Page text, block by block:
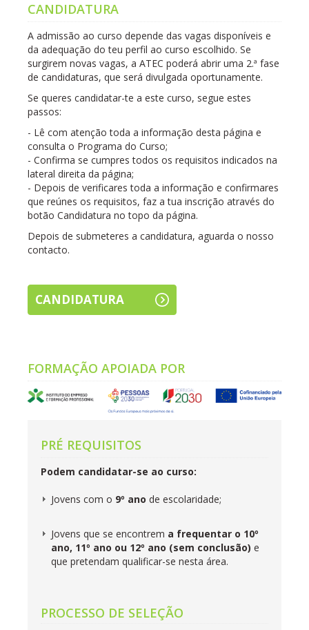
CANDIDATURA
A admissão ao curso depende das vagas disponíveis e
da adequação do teu perfil ao curso escolhido. Se
surgirem novas vagas, a ATEC poderá abrir uma 2.ª fase
de candidaturas, que será divulgada oportunamente.
Se queres candidatar-te a este curso, segue estes
passos:
- Lê com atenção toda a informação desta página e
consulta o Programa do Curso;
- Confirma se cumpres todos os requisitos indicados na
lateral direita da página;
- Depois de verificares toda a informação e confirmares
que reúnes os requisitos, faz a tua inscrição através do
botão Candidatura no topo da página.
Depois de submeteres a candidatura, aguarda o nosso
contacto.
CANDIDATURA
FORMAÇÃO APOIADA POR
PRÉ REQUISITOS
Podem candidatar-se ao curso:
Jovens com o 9º ano de escolaridade;
Jovens que se encontrem a frequentar o 10º
ano, 11º ano ou 12º ano (sem conclusão) e
que pretendam qualificar-se nesta área.
PROCESSO DE SELEÇÃO